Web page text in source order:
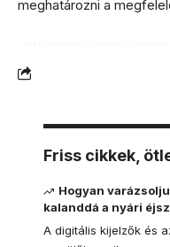
meghatározni a
Friss cikkek,
Hogyan
kalanddá a nyári
A digitális kijelzők és